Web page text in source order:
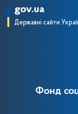
gov.ua
Державні сайти
Фонд